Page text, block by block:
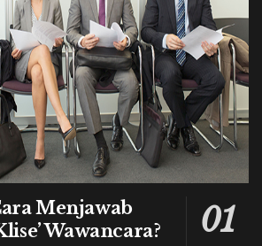
Menjawab
Wawancara?